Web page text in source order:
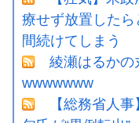
療せず放置した
間続けてしまう
綾瀬はるかの
wwwwwww
【総務省人